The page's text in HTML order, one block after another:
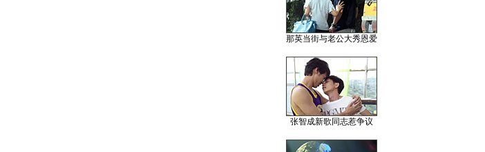
那英当街与老公大秀恩爱
张智成新歌同志惹争议